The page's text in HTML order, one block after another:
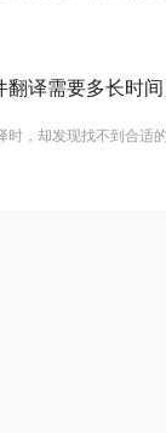
翻译需要多长时
，却发现找不到合适